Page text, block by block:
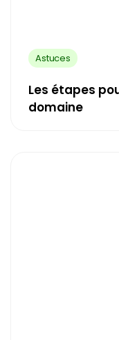
Astuces
Les étapes
domaine